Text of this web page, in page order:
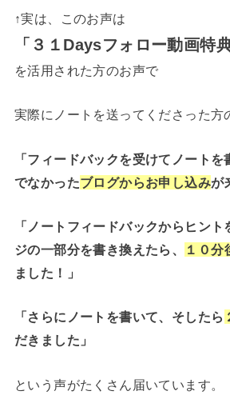
↑実は、このお声は
「３１Daysフォロー動画特典
を活用された方のお声で
実際にノートを送ってくださった方
「フィードバックを受けてノートを
でなかったブログからお申し込みが
「ノートフィードバックからヒン
ジの一部分を書き換えたら、
１０分
ました！」
「さらにノートを書いて、そしたら
だきました」
という声がたくさん届いています。